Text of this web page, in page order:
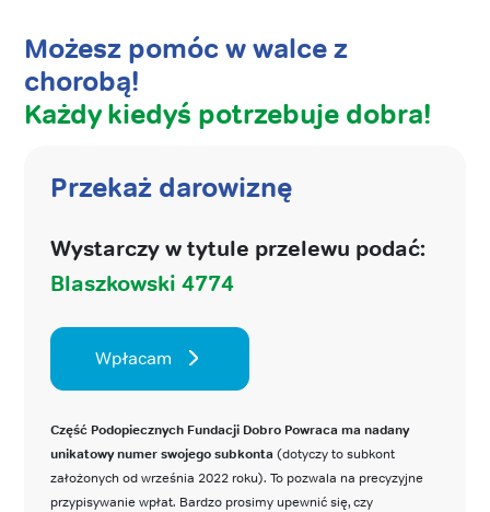
Możesz pomóc w walce z
chorobą!
Każdy kiedyś potrzebuje dobra!
Przekaż darowiznę
Wystarczy w tytule przelewu podać:
Blaszkowski 4774
Wpłacam
Część Podopiecznych Fundacji Dobro Powraca ma nadany
unikatowy numer swojego subkonta (dotyczy to subkont
założonych od września 2022 roku). To pozwala na precyzyjne
przypisywanie wpłat. Bardzo prosimy upewnić się, czy